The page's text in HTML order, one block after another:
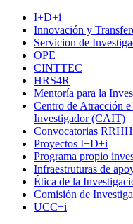
I+D+i
Innovación y
Servicion de
OPE
CINTTEC
HRS4R
Mentoría para la
Centro de Atracción
Investigador (CAIT)
Convocatorias RRHH
Proyectos I+D+i
Programa propio
Infraestruturas de
Ética de la
Comisión de
UCC+i